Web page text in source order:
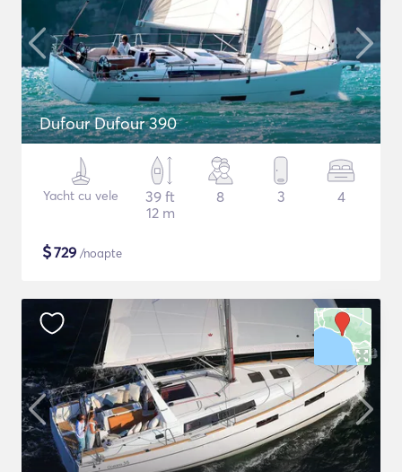
Dufour Dufour 390
Yacht cu vele
39 ft
12 m
8 3 4
$729 /noapte